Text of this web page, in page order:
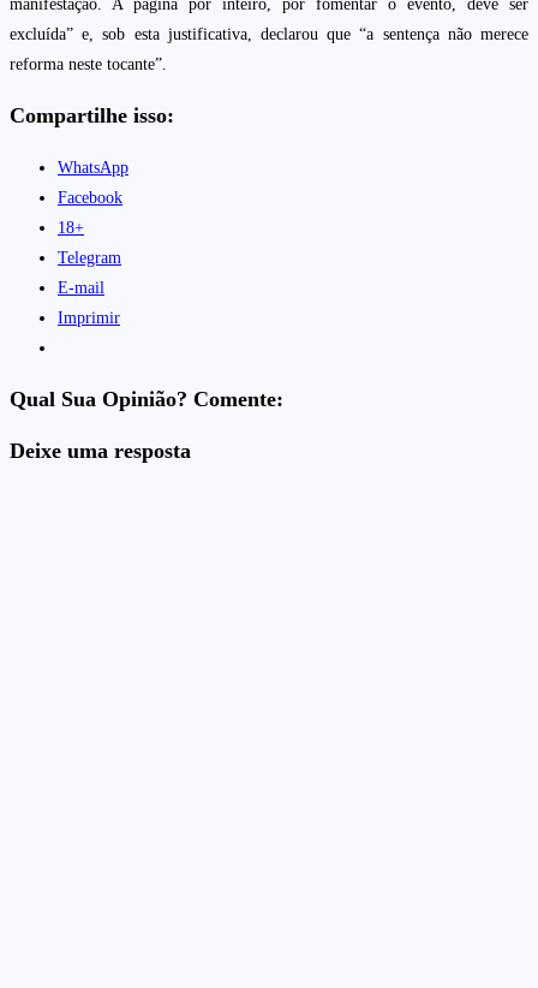
manifestação. A página por inteiro, por fomentar o evento, deve ser
excluída” e, sob esta justificativa, declarou que “a sentença não merece
reforma neste tocante”.
Compartilhe isso:
WhatsApp
Facebook
18+
Telegram
E-mail
Imprimir
Qual Sua Opinião? Comente:
Deixe uma resposta